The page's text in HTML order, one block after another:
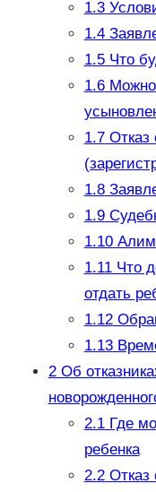
1.3
1.4
1.5Что
1.6Можно
1.7Отказ
1.8
1.9
1.10
1.11Что
отдать
1.12
1.13
2Об
2.1Где
ребенка
2.2Отказ